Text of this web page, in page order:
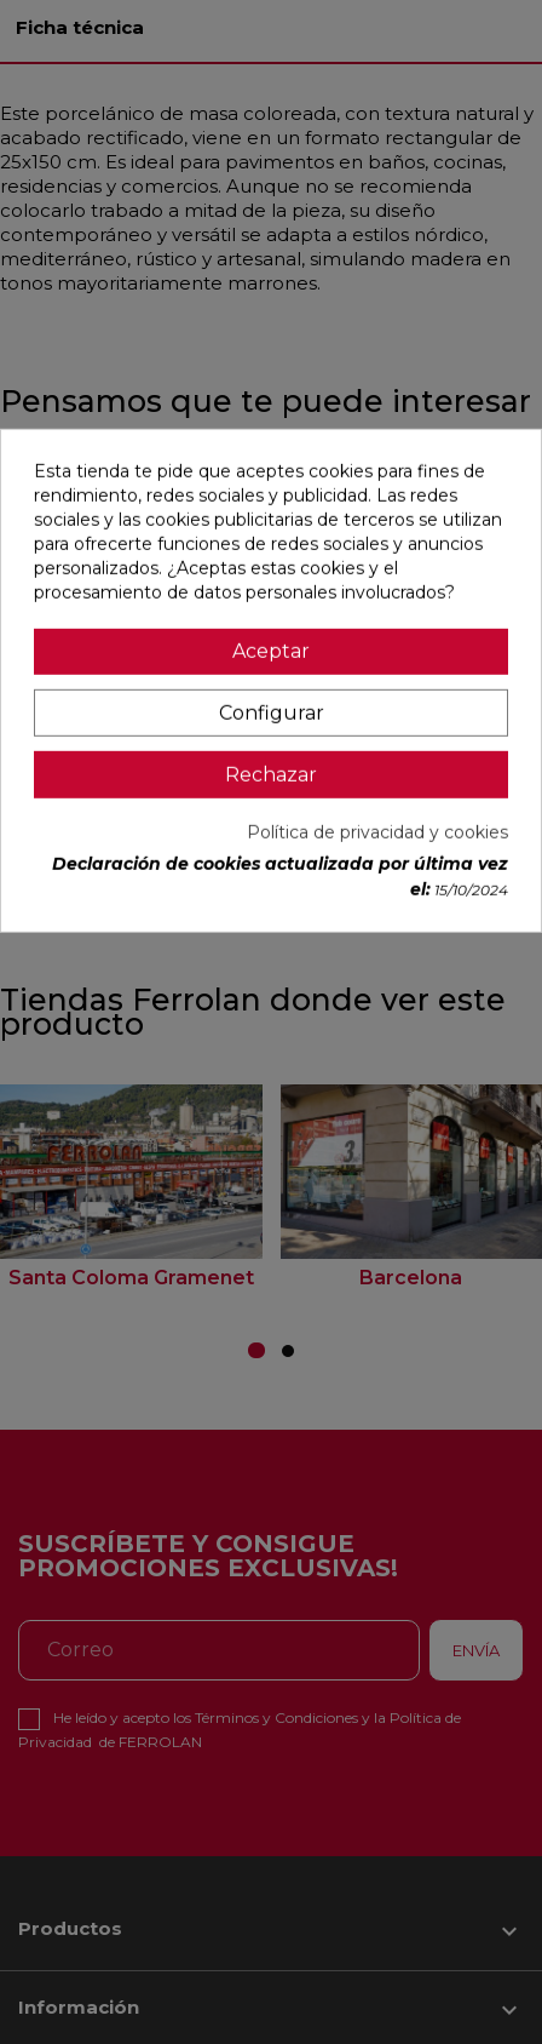
Ficha técnica
Este porcelánico de masa coloreada, con textura natural y
acabado rectificado, viene en un formato rectangular de
25x150 cm. Es ideal para pavimentos en baños, cocinas,
residencias y comercios. Aunque no se recomienda
colocarlo trabado a mitad de la pieza, su diseño
contemporáneo y versátil se adapta a estilos nórdico,
mediterráneo, rústico y artesanal, simulando madera en
tonos mayoritariamente marrones.
Pensamos que te puede interesar
DUCALE
CEDAR MATE
60X120
77356202
33,28 €
/m²
favorite
VOLTE HAYA
MATE 75X75
RECTIFICADO
77640372
STN
29,65 €
/m²
favorite
CYPRESS
NATURAL
Ref:
77640561
PVP
27,23 €
/m²
favorite
VER MÁS
CAMEL MATE
91080296
38,60 €
/m²
VER MÁS
Tiendas Ferrolan donde ver este
producto
Santa Coloma Gramenet Barcelona
SUSCRÍBETE Y CONSIGUE
PROMOCIONES EXCLUSIVAS!
He leído y acepto los Términos y Condiciones y la Política de
Privacidad de FERROLAN
Productos 
Información 
Esta tienda te pide que aceptes cookies para fines de
rendimiento, redes sociales y publicidad. Las redes
sociales y las cookies publicitarias de terceros se utilizan
para ofrecerte funciones de redes sociales y anuncios
personalizados. ¿Aceptas estas cookies y el
procesamiento de datos personales involucrados?
Aceptar
Configurar
Rechazar
Política de privacidad y cookies
Declaración de cookies actualizada por última vez
el: 15/10/2024